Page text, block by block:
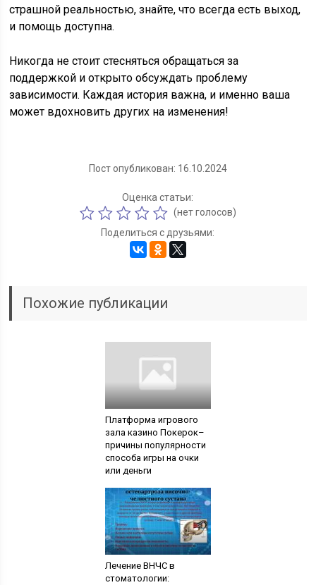
страшной реальностью, знайте, что всегда есть выход,
и помощь доступна.
Никогда не стоит стесняться обращаться за
поддержкой и открыто обсуждать проблему
зависимости. Каждая история важна, и именно ваша
может вдохновить других на изменения!
Пост опубликован: 16.10.2024
Оценка статьи:
(нет голосов)
Поделиться с друзьями:
Похожие публикации
Платформа игрового
зала казино Покерок–
причины популярности
способа игры на очки
или деньги
Лечение ВНЧС в
стоматологии: